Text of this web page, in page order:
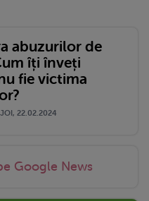
abuzurilor de
îți înveți
fie victima
22.02.2024
Google News